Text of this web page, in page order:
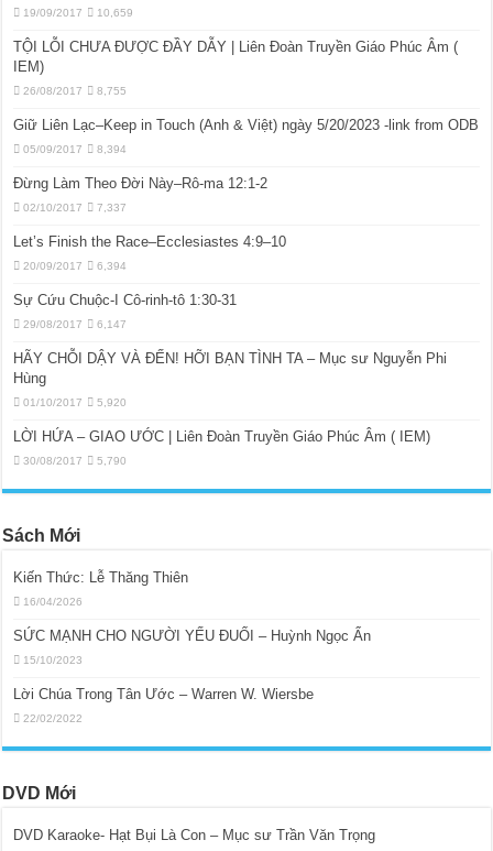
19/09/2017 10,659
TỘI LỖI CHƯA ĐƯỢC ĐẦY DẪY | Liên Đoàn Truyền Giáo Phúc Âm (
IEM)
26/08/2017 8,755
Giữ Liên Lạc–Keep in Touch (Anh & Việt) ngày 5/20/2023 -link from ODB
05/09/2017 8,394
Đừng Làm Theo Đời Này–Rô-ma 12:1-2
02/10/2017 7,337
Let’s Finish the Race–Ecclesiastes 4:9–10
20/09/2017 6,394
Sự Cứu Chuộc-I Cô-rinh-tô 1:30-31
29/08/2017 6,147
HÃY CHỖI DẬY VÀ ĐẾN! HỠI BẠN TÌNH TA – Mục sư Nguyễn Phi
Hùng
01/10/2017 5,920
LỜI HỨA – GIAO ƯỚC | Liên Đoàn Truyền Giáo Phúc Âm ( IEM)
30/08/2017 5,790
Sách Mới
Kiến Thức: Lễ Thăng Thiên
16/04/2026
SỨC MẠNH CHO NGƯỜI YẾU ĐUỐI – Huỳnh Ngọc Ẩn
15/10/2023
Lời Chúa Trong Tân Ước – Warren W. Wiersbe
22/02/2022
DVD Mới
DVD Karaoke- Hạt Bụi Là Con – Mục sư Trần Văn Trọng